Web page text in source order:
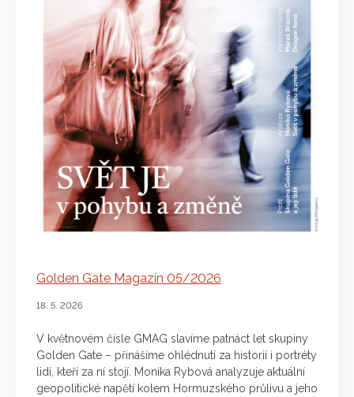
Golden Gate Magazín 05/2026
18. 5. 2026
V květnovém čísle GMAG slavíme patnáct let skupiny
Golden Gate – přinášíme ohlédnutí za historií i portréty
lidí, kteří za ní stojí. Monika Rybová analyzuje aktuální
geopolitické napětí kolem Hormuzského průlivu a jeho